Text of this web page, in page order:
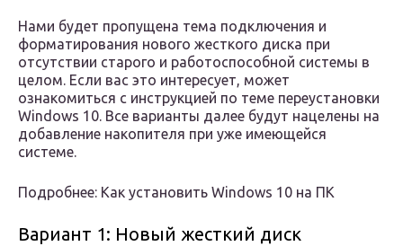
Нами будет пропущена тема подключения и
форматирования нового жесткого диска при
отсутствии старого и работоспособной системы в
целом. Если вас это интересует, может
ознакомиться с инструкцией по теме переустановки
Windows 10. Все варианты далее будут нацелены на
добавление накопителя при уже имеющейся
системе.
Подробнее: Как установить Windows 10 на ПК
Вариант 1: Новый жесткий диск